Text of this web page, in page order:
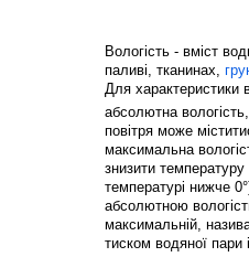
Вологість - вміст
паливі, тканинах,
Для характеристики
абсолютна
повітря може
максимальна
знизити
температурі нижче
абсолютною
максимальній,
тиском водяної пари